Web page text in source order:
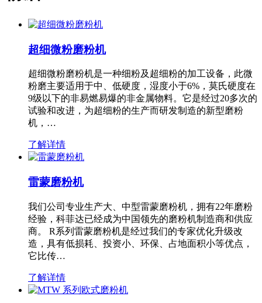
超细微粉磨粉机
超细微粉磨粉机是一种细粉及超细粉的加工设备，此微
粉磨主要适用于中、低硬度，湿度小于6%，莫氏硬度在
9级以下的非易燃易爆的非金属物料。它是经过20多次的
试验和改进，为超细粉的生产而研发制造的新型磨粉
机，…
了解详情
雷蒙磨粉机
我们公司专业生产大、中型雷蒙磨粉机，拥有22年磨粉
经验，科菲达已经成为中国领先的磨粉机制造商和供应
商。 R系列雷蒙磨粉机是经过我们的专家优化升级改
造，具有低损耗、投资小、环保、占地面积小等优点，
它比传…
了解详情